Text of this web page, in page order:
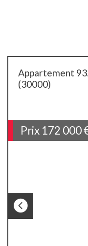
Appartement
(30000)
Prix 172 000